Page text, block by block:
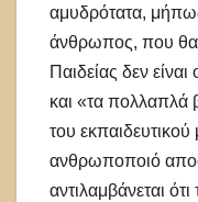
αμυδρότατα,
άνθρωπος, που θα
Παιδείας δεν
και «τα πολλαπλά
του
ανθρωποποιό
αντιλαμβάνεται